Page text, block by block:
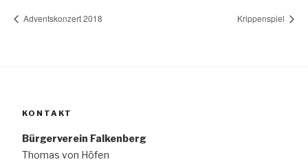
Adventskonzert 2018 Krippenspiel
KONTAKT
Bürgerverein Falkenberg
Thomas von Höfen